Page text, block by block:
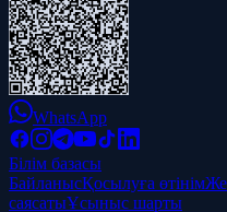
WhatsApp
Білім базасы
БайланысҚосылуға өтінім
саясатыҰсыныс шарты